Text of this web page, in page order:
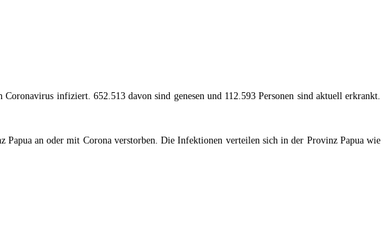
infiziert. 652.513 davon sind genesen und 112.593 Personen sind aktuell erkrankt.
an oder mit Corona verstorben. Die Infektionen verteilen sich in der Provinz Papua wie